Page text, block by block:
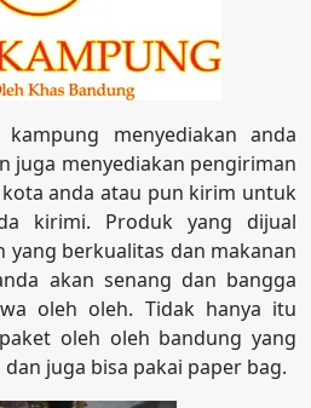
menyediakan anda
juga menyediakan pengiriman
anda atau pun kirim untuk
kirimi. Produk yang dijual
berkualitas dan makanan
akan senang dan bangga
oleh oleh. Tidak hanya itu
oleh oleh bandung yang
juga bisa pakai paper bag.